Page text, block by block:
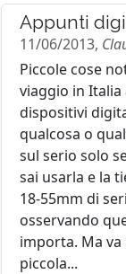
Appunti
11/06/2013,
Piccole cose
viaggio in
dispositivi
qualcosa o
sul serio solo
sai usarla e la
18-55mm di
osservando
importa. Ma
piccola...